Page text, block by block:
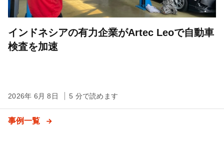
インドネシアの有力企業がArtec Leoで自動車
検査を加速
2026年 6月 8日 5 分で読めます
事例一覧